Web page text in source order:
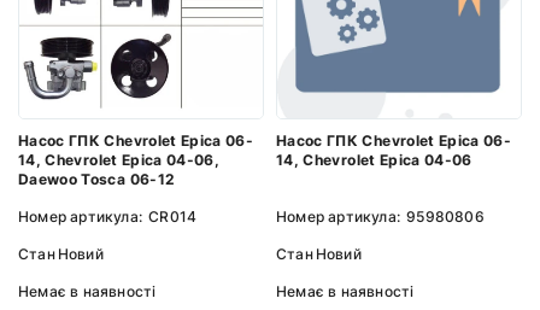
Насос ГПК Chevrolet Epica 06-
14, Chevrolet Epica 04-06,
Daewoo Tosca 06-12
Номер артикула: CR014
Стан Новий
Немає в наявності
Насос ГПК Chevrolet Epica 06-
14, Chevrolet Epica 04-06
Номер артикула: 95980806
Стан Новий
Немає в наявності